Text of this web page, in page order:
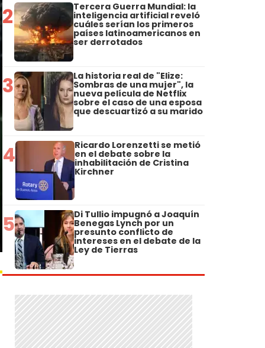
2 Tercera Guerra Mundial: la
inteligencia artificial reveló
cuáles serían los primeros
países latinoamericanos en
ser derrotados
3 La historia real de "Elize:
Sombras de una mujer", la
nueva película de Netflix
sobre el caso de una esposa
que descuartizó a su marido
4 Ricardo Lorenzetti se metió
en el debate sobre la
inhabilitación de Cristina
Kirchner
5 Di Tullio impugnó a Joaquín
Benegas Lynch por un
presunto conflicto de
intereses en el debate de la
Ley de Tierras